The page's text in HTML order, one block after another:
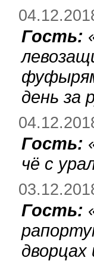
Гость:
день за
Гость:
чё с
Гость: